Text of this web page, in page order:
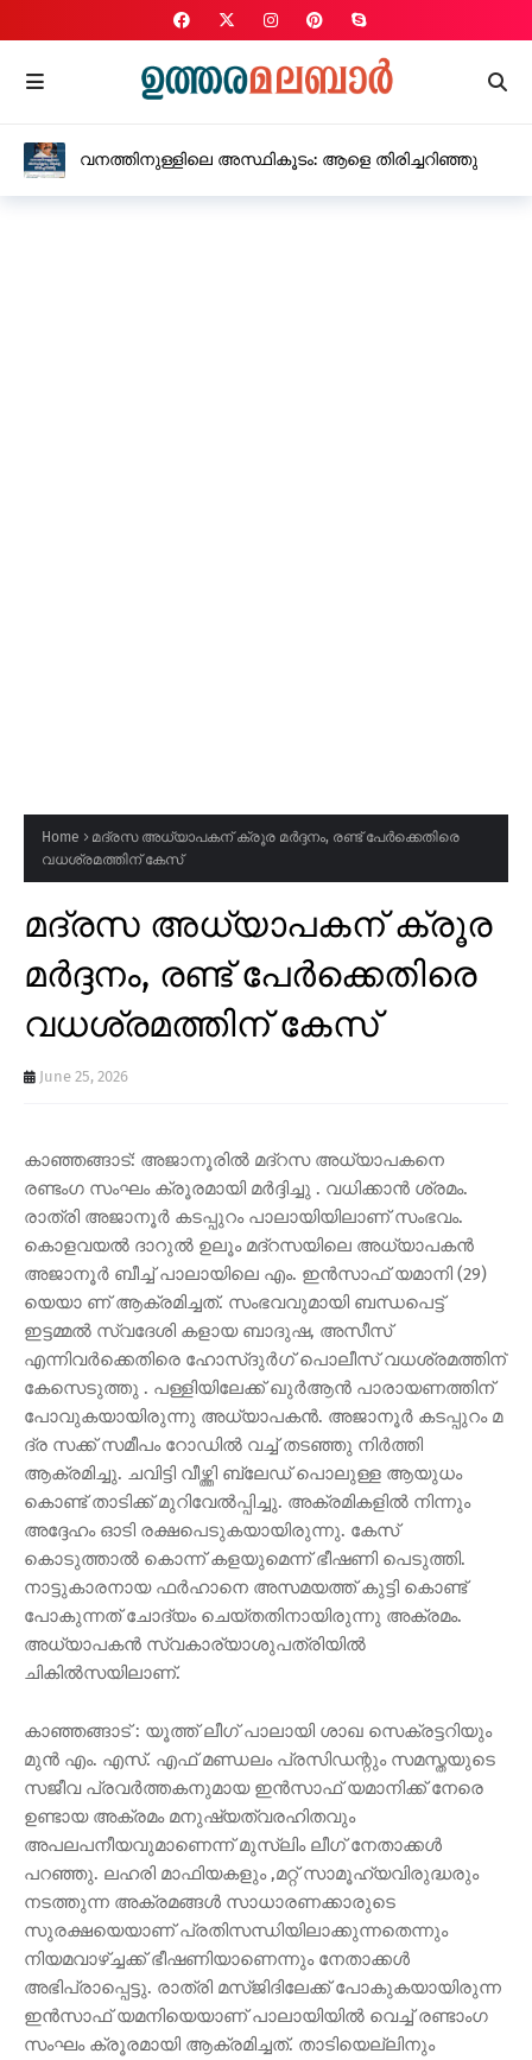
വനത്തിനുള്ളിലെ അസ്ഥികൂടം: ആളെ തിരിച്ചറിഞ്ഞു
Home
മദ്രസ അധ്യാപകന് ക്രൂര മർദ്ദനം, രണ്ട് പേർക്കെതിരെ
വധശ്രമത്തിന് കേസ്
മദ്രസ അധ്യാപകന് ക്രൂര
മർദ്ദനം, രണ്ട് പേർക്കെതിരെ
വധശ്രമത്തിന് കേസ്
June 25, 2026
കാഞ്ഞങ്ങാട്: അജാനൂരിൽ മദ്റസ അധ്യാപകനെ
രണ്ടംഗ സംഘം ക്രൂരമായി മർദ്ദിച്ചു . വധിക്കാൻ ശ്രമം.
രാത്രി അജാനൂർ കടപ്പുറം പാലായിയിലാണ് സംഭവം.
കാെളവയൽ ദാറുൽ ഉലൂം മദ്റസയിലെ അധ്യാപകൻ
അജാനൂർ ബീച്ച് പാലായിലെ എം. ഇൻസാഫ് യമാനി (29)
യെയാ ണ് ആക്രമിച്ചത്. സംഭവവുമായി ബന്ധപെട്ട്
ഇട്ടമ്മൽ സ്വദേശി കളായ ബാദുഷ, അസീസ്
എന്നിവർക്കെതിരെ ഹോസ്ദുർഗ് പൊലീസ് വധശ്രമത്തിന്
കേസെടുത്തു . പള്ളിയിലേക്ക് ഖുർആൻ പാരായണത്തിന്
പോവുകയായിരുന്നു അധ്യാപകൻ. അജാനൂർ കടപ്പുറം മ
ദ്ര സക്ക് സമീപം റോഡിൽ വച്ച് തടഞ്ഞു നിർത്തി
ആക്രമിച്ചു. ചവിട്ടി വീഴ്ത്തി ബ്ലേഡ് പൊലുള്ള ആയുധം
കൊണ്ട് താടിക്ക് മുറിവേൽപ്പിച്ചു. അക്രമികളിൽ നിന്നും
അദ്ദേഹം ഓടി രക്ഷപെടുകയായിരുന്നു. കേസ്
കൊടുത്താൽ കൊന്ന് കളയുമെന്ന് ഭീഷണി പെടുത്തി.
നാട്ടുകാരനായ ഫർഹാനെ അസമയത്ത് കുട്ടി കൊണ്ട്
പോകുന്നത് ചോദ്യം ചെയ്തതിനായിരുന്നു അക്രമം.
അധ്യാപകൻ സ്വകാര്യാശുപത്രിയിൽ
ചികിൽസയിലാണ്.
കാഞ്ഞങ്ങാട് : യൂത്ത് ലീഗ് പാലായി ശാഖ സെക്രട്ടറിയും
മുൻ എം. എസ്. എഫ് മണ്ഡലം പ്രസിഡന്റും സമസ്തയുടെ
സജീവ പ്രവർത്തകനുമായ ഇൻസാഫ് യമാനിക്ക് നേരെ
ഉണ്ടായ അക്രമം മനുഷ്യത്വരഹിതവും
അപലപനീയവുമാണെന്ന് മുസ്ലിം ലീഗ് നേതാക്കൾ
പറഞ്ഞു. ലഹരി മാഫിയകളും ,മറ്റ് സാമൂഹ്യവിരുദ്ധരും
നടത്തുന്ന അക്രമങ്ങൾ സാധാരണക്കാരുടെ
സുരക്ഷയെയാണ് പ്രതിസന്ധിയിലാക്കുന്നതെന്നും
നിയമവാഴ്ച്ചക്ക് ഭീഷണിയാണെന്നും നേതാക്കൾ
അഭിപ്രാപ്പെട്ടു. രാത്രി മസ്ജിദിലേക്ക് പോകുകയായിരുന്ന
ഇൻസാഫ് യമനിയെയാണ് പാലായിയിൽ വെച്ച് രണ്ടാംഗ
സംഘം ക്രൂരമായി ആക്രമിച്ചത്. താടിയെല്ലിനും